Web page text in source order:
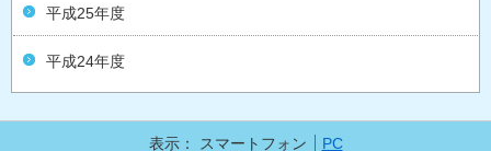
平成25年度
平成24年度
表示： スマートフォン PC